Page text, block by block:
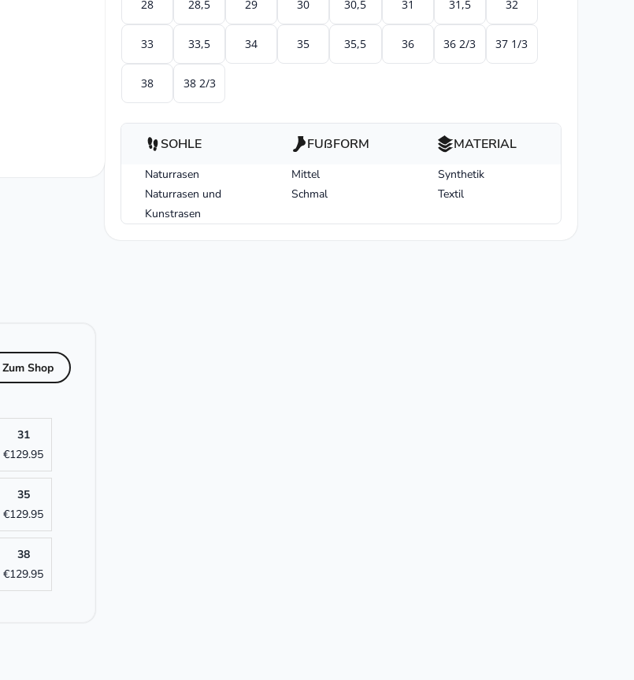
28 28,5 29 30 30,5 31 31,5 32
33 33,5 34 35 35,5 36 36 2/3 37 1/3
38 38 2/3
SOHLE
Naturrasen
Naturrasen und
Kunstrasen
FUßFORM
Mittel
Schmal
MATERIAL
Synthetik
Textil
Zum Shop
31
€129.95
35
€129.95
38
€129.95